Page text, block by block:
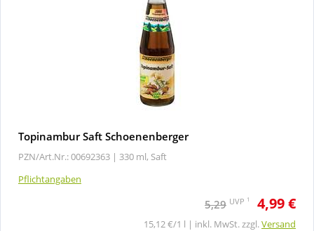
Topinambur Saft Schoenenberger
PZN/Art.Nr.: 00692363 | 330 ml, Saft
Pflichtangaben
5,29 UVP 1 4,99 €
15,12 €/1 l | inkl. MwSt. zzgl.Versand